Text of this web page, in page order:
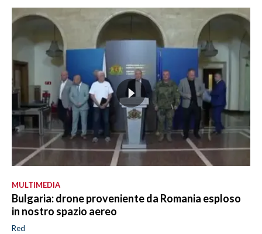
MULTIMEDIA
Bulgaria: drone proveniente da Romania esploso
in nostro spazio aereo
Red